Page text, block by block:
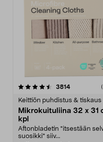
3814arvostelut
Keittiön puhdistus & tiskaus
Mikrokuituliina 32 x 31
kpl
Aftonbladetin "itsestään
suosikki" siiv...
4.5viidestä